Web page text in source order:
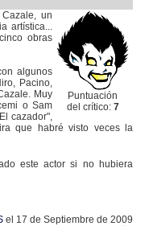
Puntuación
del crítico: 7
un
artística...
obras
algunos
Pacino,
Muy
o Sam
cazador",
que habré visto veces la
este actor si no hubiera
el 17 de Septiembre de 2009